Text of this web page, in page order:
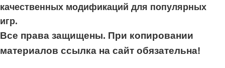
качественных модификаций для популярных
игр.
Все права защищены. При копировании
материалов ссылка на сайт обязательна!